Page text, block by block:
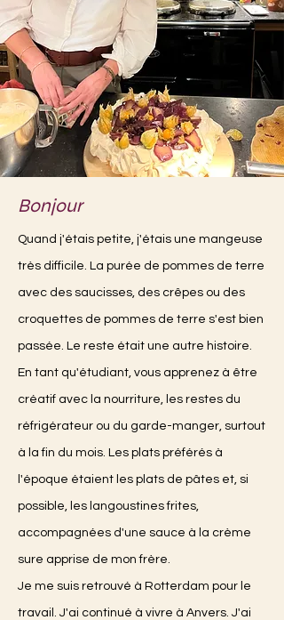
Bonjour
Quand j'étais petite, j'étais une mangeuse
très difficile. La purée de pommes de terre
avec des saucisses, des crêpes ou des
croquettes de pommes de terre s'est bien
passée. Le reste était une autre histoire.
En tant qu'étudiant, vous apprenez à être
créatif avec la nourriture, les restes du
réfrigérateur ou du garde-manger, surtout
à la fin du mois. Les plats préférés à
l'époque étaient les plats de pâtes et, si
possible, les langoustines frites,
accompagnées d'une sauce à la crème
sure apprise de mon frère.
Je me suis retrouvé à Rotterdam pour le
travail. J'ai continué à vivre à Anvers. J'ai